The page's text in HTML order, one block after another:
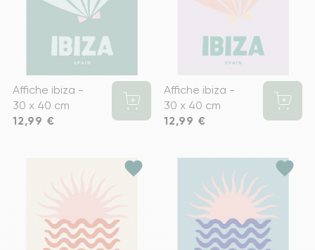
Affiche ibiza -
30 x 40 cm
Prix
12,99 €
Affiche ibiza -
30 x 40 cm
Prix
12,99 €
favorite favorite